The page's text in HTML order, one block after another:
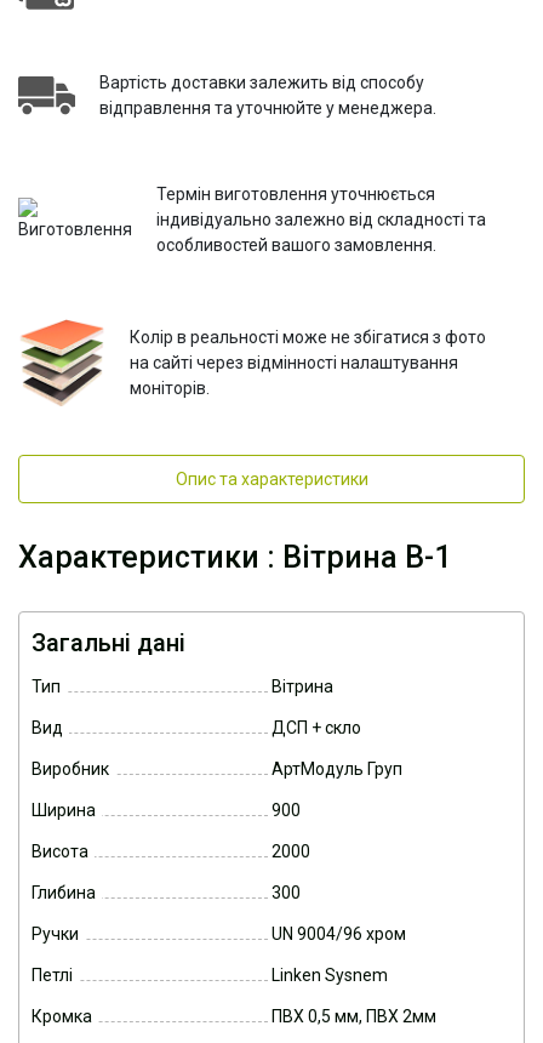
Вартість доставки залежить від способу
відправлення та уточнюйте у менеджера.
Термін виготовлення уточнюється
індивідуально залежно від складності та
особливостей вашого замовлення.
Колір в реальності може не збігатися з фото
на сайті через відмінності налаштування
моніторів.
Опис та характеристики
Характеристики : Вітрина В-1
Загальні дані
Тип Вітрина
Вид ДСП + скло
Виробник АртМодуль Груп
Ширина 900
Висота 2000
Глибина 300
Ручки UN 9004/96 хром
Петлі Linken Sysnem
Кромка ПВХ 0,5 мм, ПВХ 2мм